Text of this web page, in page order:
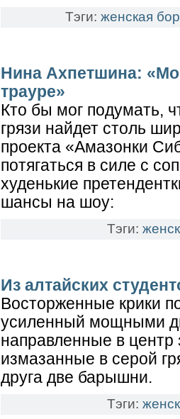
Тэги: женская
Нина Ахпетшина:
трауре»
Кто бы мог подумать,
грязи найдет столь
проекта «Амазонки
потягаться в силе с
худенькие
шансы на шоу:
Тэги:
Из алтайских
Восторженные крики
усиленный мощными
направленные в
измазанные в серой
друга две барышни.
Тэги: